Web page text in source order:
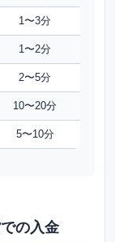
1〜3分
1〜2分
2〜5分
10〜20分
5〜10分
の入金